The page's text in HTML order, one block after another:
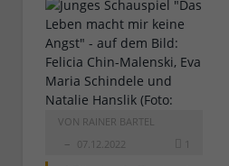
VON RAINER BARTEL
07.12.2022
1